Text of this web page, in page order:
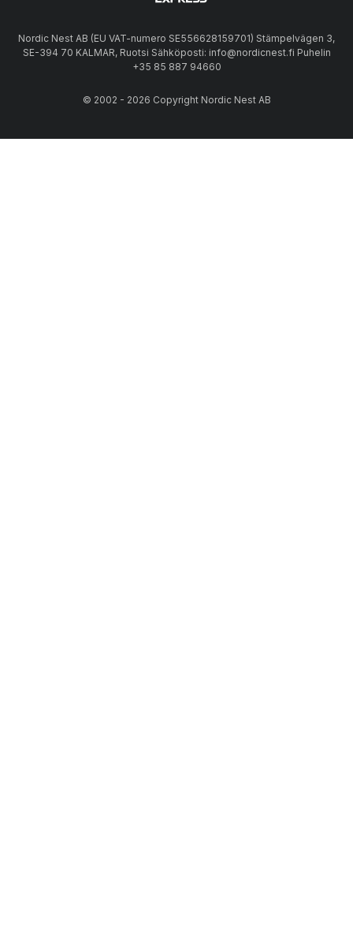
Nordic Nest AB (EU VAT-numero SE556628159701) Stämpelvägen 3,
SE-394 70 KALMAR, Ruotsi Sähköposti: info@nordicnest.fi Puhelin
+35 85 887 94660
© 2002 - 2026 Copyright Nordic Nest AB